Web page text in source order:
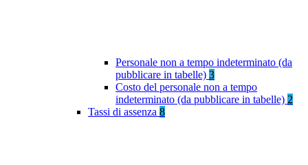
Personale non a tempo indeterminato (da
pubblicare in tabelle) 3
Costo del personale non a tempo
indeterminato (da pubblicare in tabelle) 2
Tassi di assenza 8